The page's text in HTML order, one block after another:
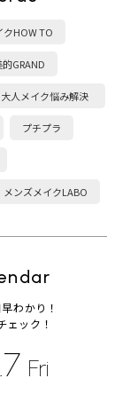
クHOW TO
GRAND
人メイク悩み解決
プチプラ
ンズメイクLABO
わかり！
ェック！
Fri